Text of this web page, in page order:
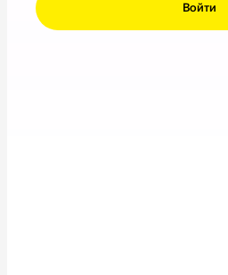
Войти